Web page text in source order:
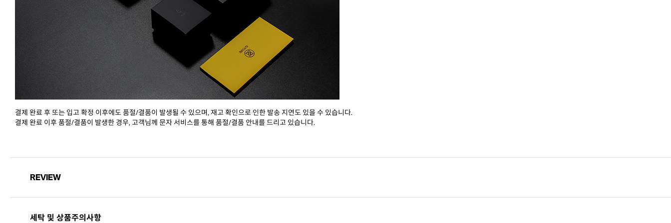
결제 완료 후 또는 입고 확정 이후에도 품절/결품이 발생될 수 있으며, 재고 확인으로 인한 발송 지연도 있을 수 있습니다.
결제 완료 이후 품절/결품이 발생한 경우, 고객님께 문자 서비스를 통해 품절/결품 안내를 드리고 있습니다.
REVIEW
세탁 및 상품주의사항